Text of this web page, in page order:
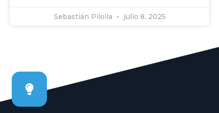
Sebastián Pilolla julio 8, 2025